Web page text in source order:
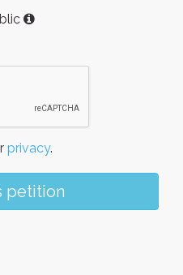
privacy.
petition